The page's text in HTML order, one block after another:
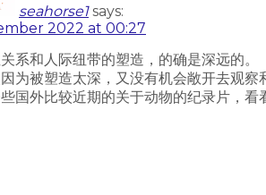
seahorse1 says:
2022 at 00:27
系和人际纽带的塑造，的确是深远的。
为被塑造太深，又没有机会敞开去观
国外比较近期的关于动物的纪录片，